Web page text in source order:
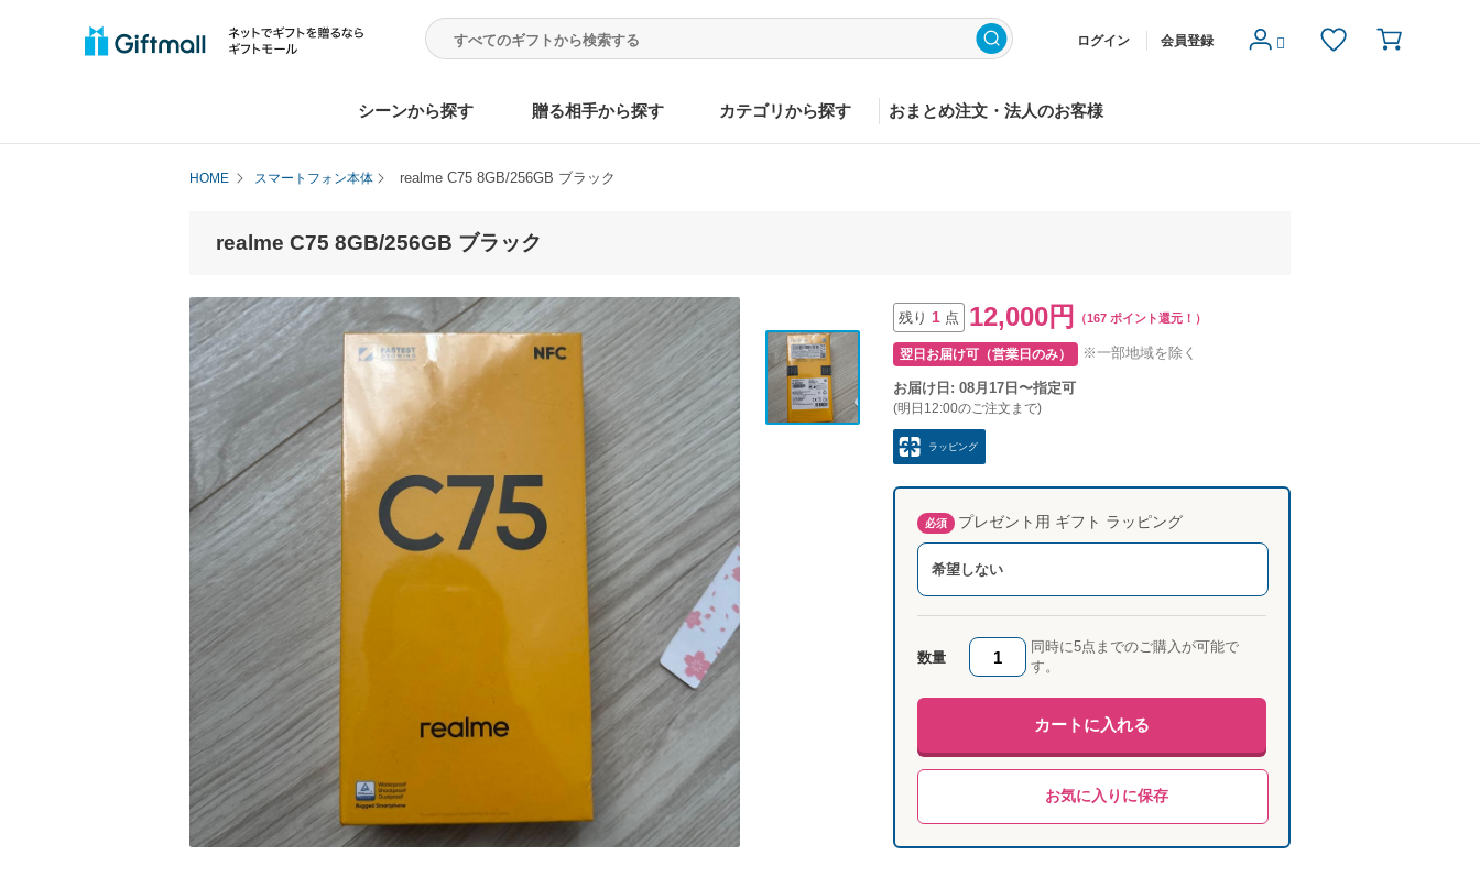
ログイン 会員登録
シーンから探す 贈る相手から探す カテゴリから探す おまとめ注文・法人のお客様
HOME スマートフォン本体 realme C75 8GB/256GB ブラック
realme C75 8GB/256GB ブラック
残り 1 点 12,000円 （167 ポイント還元！）
翌日お届け可（営業日のみ） ※一部地域を除く
お届け日: 08月17日〜指定可
(明日12:00のご注文まで)
ラッピング
必須 プレゼント用 ギフト ラッピング
希望しない
数量
同時に5点までのご購入が可能で
す。
カートに入れる
お気に入りに保存